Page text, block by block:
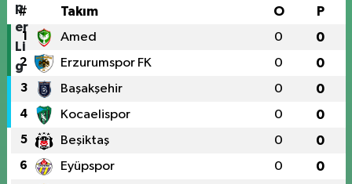
# Takım O P
1 Amed 0 0
2 Erzurumspor FK 0 0
3 Başakşehir 0 0
4 Kocaelispor 0 0
5 Beşiktaş 0 0
6 Eyüpspor 0 0